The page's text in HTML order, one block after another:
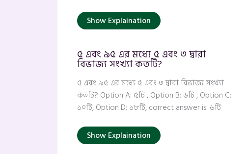
Show Explaination
৫ এবং ৯৫ এর মধ্যে ৫ এবং ৩ দ্বারা
বিভাজ্য সংখ্যা কতটি?
৫ এবং ৯৫ এর মধ্যে ৫ এবং ৩ দ্বারা বিভাজ্য সংখ্যা
কতটি? Option A: ৫টি , Option B: ৬টি , Option C:
১০টি, Option D: ১৮টি, correct answer is: ৬টি
Show Explaination